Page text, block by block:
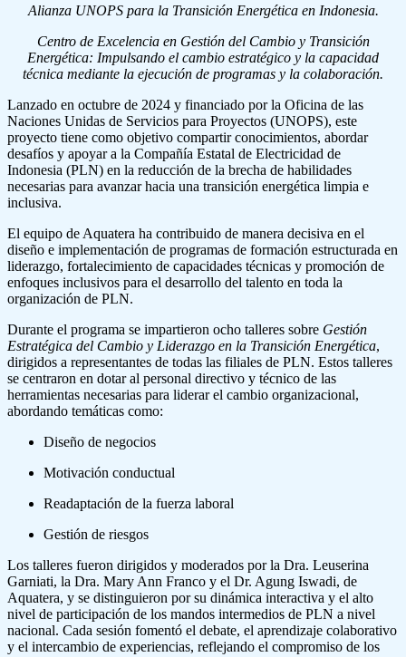
Alianza UNOPS para la Transición Energética en Indonesia.
Centro de Excelencia en Gestión del Cambio y Transición
Energética: Impulsando el cambio estratégico y la capacidad
técnica mediante la ejecución de programas y la colaboración.
Lanzado en octubre de 2024 y financiado por la Oficina de las
Naciones Unidas de Servicios para Proyectos (UNOPS), este
proyecto tiene como objetivo compartir conocimientos, abordar
desafíos y apoyar a la Compañía Estatal de Electricidad de
Indonesia (PLN) en la reducción de la brecha de habilidades
necesarias para avanzar hacia una transición energética limpia e
inclusiva.
El equipo de Aquatera ha contribuido de manera decisiva en el
diseño e implementación de programas de formación estructurada en
liderazgo, fortalecimiento de capacidades técnicas y promoción de
enfoques inclusivos para el desarrollo del talento en toda la
organización de PLN.
Durante el programa se impartieron ocho talleres sobre Gestión
Estratégica del Cambio y Liderazgo en la Transición Energética,
dirigidos a representantes de todas las filiales de PLN. Estos talleres
se centraron en dotar al personal directivo y técnico de las
herramientas necesarias para liderar el cambio organizacional,
abordando temáticas como:
Diseño de negocios
Motivación conductual
Readaptación de la fuerza laboral
Gestión de riesgos
Los talleres fueron dirigidos y moderados por la Dra. Leuserina
Garniati, la Dra. Mary Ann Franco y el Dr. Agung Iswadi, de
Aquatera, y se distinguieron por su dinámica interactiva y el alto
nivel de participación de los mandos intermedios de PLN a nivel
nacional. Cada sesión fomentó el debate, el aprendizaje colaborativo
y el intercambio de experiencias, reflejando el compromiso de los